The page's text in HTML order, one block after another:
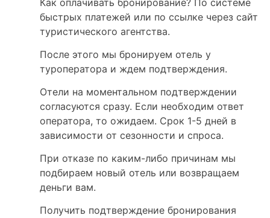
быстрых платежей или по ссылке через сайт
туристического агентства.
После этого мы бронируем отель у
туроператора и ждем подтверждения.
Отели на моментальном подтверждении
согласуются сразу. Если необходим ответ
оператора, то ожидаем. Срок 1-5 дней в
зависимости от сезонности и спроса.
При отказе по каким-либо причинам мы
подбираем новый отель или возвращаем
деньги вам.
Получить подтверждение бронирования